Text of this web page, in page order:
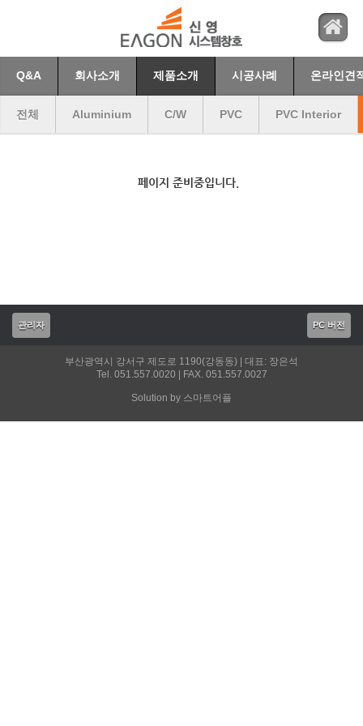
Q&A 회사소개 제품소개 시공사례 온라인견
전체 Aluminium C/W PVC PVC Interior
페이지 준비중입니다.
관리자 PC 버전
부산광역시 강서구 제도로 1190(강동동) | 대표: 장은석
Tel. 051.557.0020 | FAX. 051.557.0027
Solution by 스마트어플